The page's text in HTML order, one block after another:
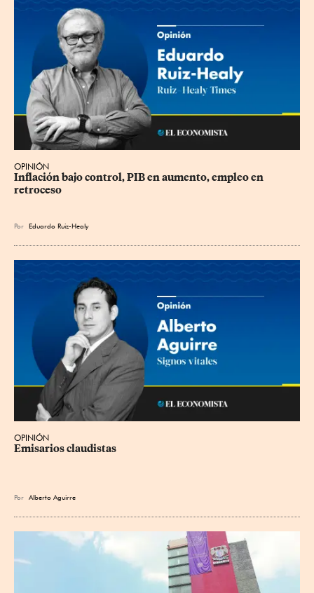
OPINIÓN
Inflación bajo control, PIB en aumento, empleo en
retroceso
Por Eduardo Ruiz-Healy
OPINIÓN
Emisarios claudistas
Por Alberto Aguirre